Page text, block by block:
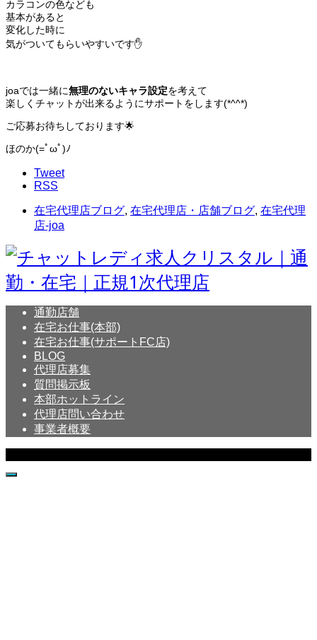
カラコンの色なども
基本があると
変化した時に
気がついてもらいやすいです✋
joaでは一緒に無理のないキャラ設定を考えて
楽しくチャットが出来るようにサポートをします(*^^*)
ご応募お待ちしております🌟
ほのか(=ﾟωﾟ)ﾉ
Tweet
RSS
在宅代理店ブログ, 在宅代理店・店舗ブログ, 在宅代理
店-joa
通勤店舗
在宅お仕事(本部)
在宅お仕事(サポートFC店)
BLOG
代理店募集
質問掲示板
本部ホットライン
代理店問い合わせ
事業者概要